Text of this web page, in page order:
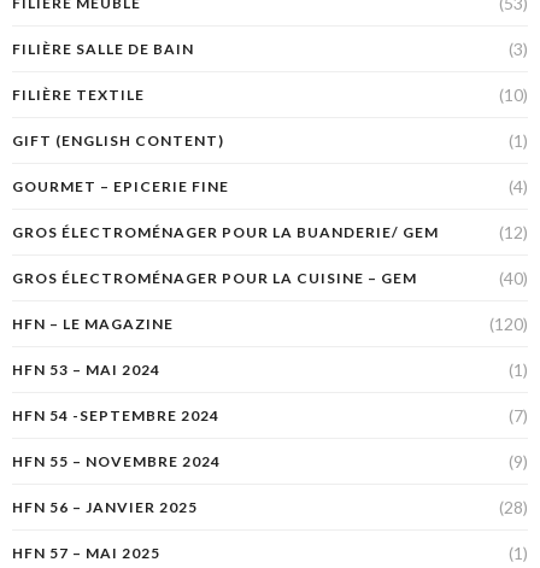
FILIÈRE SALLE DE BAIN (3)
FILIÈRE TEXTILE (10)
GIFT (ENGLISH CONTENT) (1)
GOURMET – EPICERIE FINE (4)
GROS ÉLECTROMÉNAGER POUR LA BUANDERIE/ GEM (12)
GROS ÉLECTROMÉNAGER POUR LA CUISINE – GEM (40)
HFN – LE MAGAZINE (120)
HFN 53 – MAI 2024 (1)
HFN 54 -SEPTEMBRE 2024 (7)
HFN 55 – NOVEMBRE 2024 (9)
HFN 56 – JANVIER 2025 (28)
HFN 57 – MAI 2025 (1)